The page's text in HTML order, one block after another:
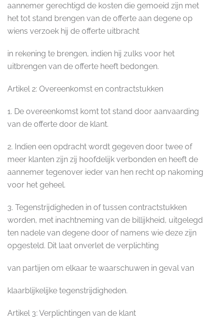
aannemer gerechtigd de kosten die gemoeid zijn met
het tot stand brengen van de offerte aan degene op
wiens verzoek hij de offerte uitbracht
in rekening te brengen, indien hij zulks voor het
uitbrengen van de offerte heeft bedongen.
Artikel 2: Overeenkomst en contractstukken
1. De overeenkomst komt tot stand door aanvaarding
van de offerte door de klant.
2. Indien een opdracht wordt gegeven door twee of
meer klanten zijn zij hoofdelijk verbonden en heeft de
aannemer tegenover ieder van hen recht op nakoming
voor het geheel.
3. Tegenstrijdigheden in of tussen contractstukken
worden, met inachtneming van de billijkheid, uitgelegd
ten nadele van degene door of namens wie deze zijn
opgesteld. Dit laat onverlet de verplichting
van partijen om elkaar te waarschuwen in geval van
klaarblijkelijke tegenstrijdigheden.
Artikel 3: Verplichtingen van de klant